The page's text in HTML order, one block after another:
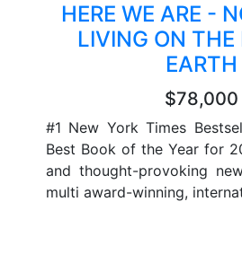
HERE WE ARE -
LIVING ON
EARTH
$78,000
#1 New York Times
Best Book of the Year for
and thought-provoking
multi award-winning,